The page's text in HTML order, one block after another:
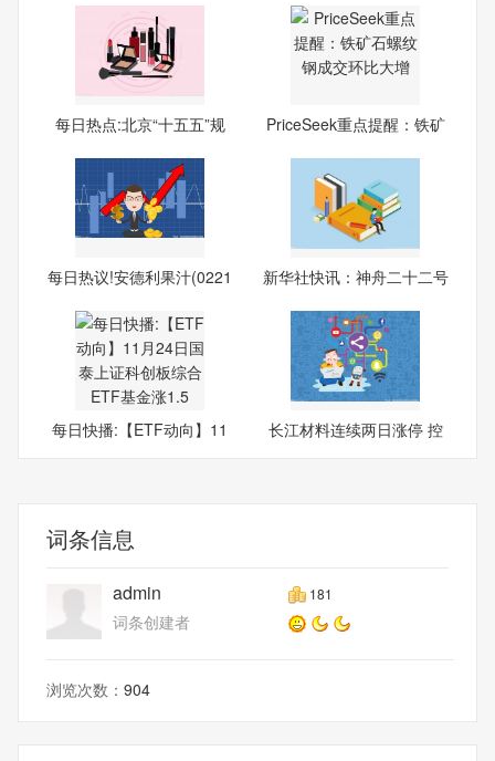
每日热点:北京“十五五”规
PriceSeek重点提醒：铁矿
每日热议!安德利果汁(0221
新华社快讯：神舟二十二号
每日快播:【ETF动向】11
长江材料连续两日涨停 控
词条信息
admin 181
词条创建者
浏览次数： 904